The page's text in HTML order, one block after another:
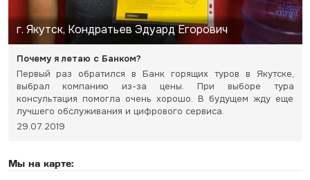
г. Якутск, Кондратьев Эдуард Егорович
Почему я летаю с Банком?
Первый раз обратился в Банк горящих туров в Якутске,
выбрал компанию из-за цены. При выборе тура
консультация помогла очень хорошо. В будущем жду еще
лучшего обслуживания и цифрового сервиса.
29.07.2019
Мы на карте: